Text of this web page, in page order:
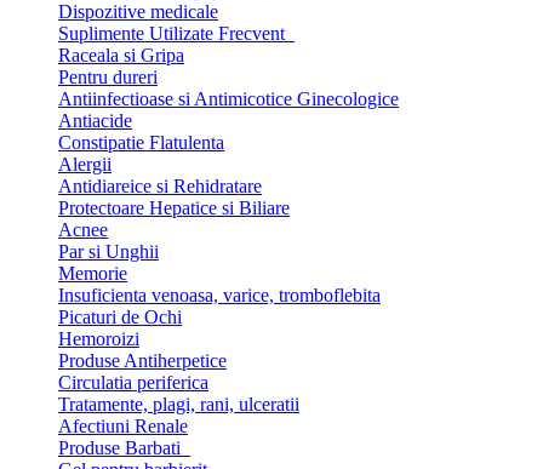
Dispozitive medicale
Suplimente Utilizate Frecvent
Raceala si Gripa
Pentru dureri
Antiinfectioase si Antimicotice Ginecologice
Antiacide
Constipatie Flatulenta
Alergii
Antidiareice si Rehidratare
Protectoare Hepatice si Biliare
Acnee
Par si Unghii
Memorie
Insuficienta venoasa, varice, tromboflebita
Picaturi de Ochi
Hemoroizi
Produse Antiherpetice
Circulatia periferica
Tratamente, plagi, rani, ulceratii
Afectiuni Renale
Produse Barbati